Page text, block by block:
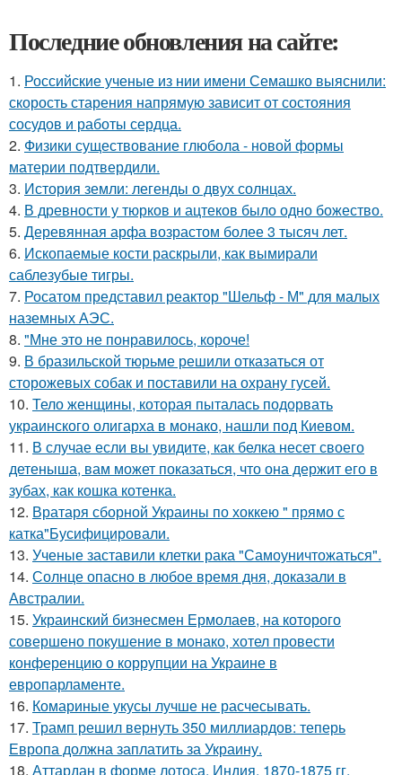
Последние обновления на сайте:
1. Российские ученые из нии имени Семашко выяснили:
скорость старения напрямую зависит от состояния
сосудов и работы сердца.
2. Физики существование глюбола - новой формы
материи подтвердили.
3. История земли: легенды о двух солнцах.
4. В древности у тюрков и ацтеков было одно божество.
5. Деревянная арфа возрастом более 3 тысяч лет.
6. Ископаемые кости раскрыли, как вымирали
саблезубые тигры.
7. Росатом представил реактор "Шельф - М" для малых
наземных АЭС.
8. "Мне это не понравилось, короче!
9. В бразильской тюрьме решили отказаться от
сторожевых собак и поставили на охрану гусей.
10. Тело женщины, которая пыталась подорвать
украинского олигарха в монако, нашли под Киевом.
11. В случае если вы увидите, как белка несет своего
детеныша, вам может показаться, что она держит его в
зубах, как кошка котенка.
12. Вратаря сборной Украины по хоккею " прямо с
катка"Бусифицировали.
13. Ученые заставили клетки рака "Самоуничтожаться".
14. Солнце опасно в любое время дня, доказали в
Австралии.
15. Украинский бизнесмен Ермолаев, на которого
совершено покушение в монако, хотел провести
конференцию о коррупции на Украине в
европарламенте.
16. Комариные укусы лучше не расчесывать.
17. Трамп решил вернуть 350 миллиардов: теперь
Европа должна заплатить за Украину.
18. Аттардан в форме лотоса, Индия, 1870-1875 гг.